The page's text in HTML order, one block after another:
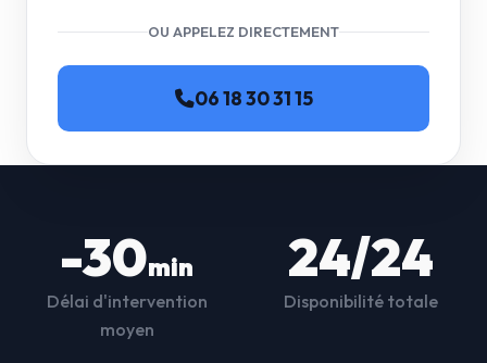
OU APPELEZ DIRECTEMENT
06 18 30 31 15
-30min
Délai d'intervention
moyen
24/24
Disponibilité totale